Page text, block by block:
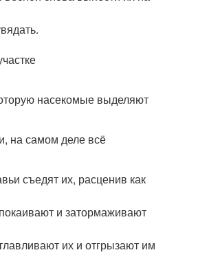
насекомые выделяют
на самом деле всё
съедят их, расценив как
и затормаживают
их и отгрызают им